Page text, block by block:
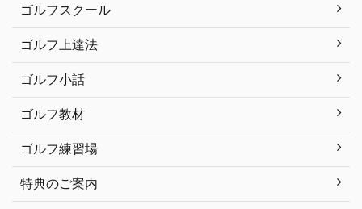
ゴルフスクール
ゴルフ上達法
ゴルフ小話
ゴルフ教材
ゴルフ練習場
特典のご案内